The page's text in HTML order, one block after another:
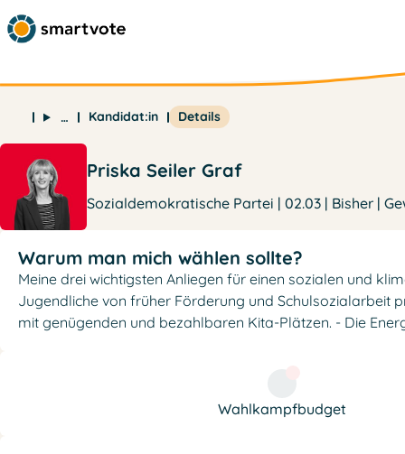
… Kandidat:in Details
Priska Seiler Graf
Sozialdemokratische Partei | 02.03 | Bisher |
Warum man mich wählen sollte?
Meine drei wichtigsten Anliegen für einen sozialen und
Jugendliche von früher Förderung und Schulsozialarbeit
mit genügenden und bezahlbaren Kita-Plätzen. - Die
Wahlkampfbudget